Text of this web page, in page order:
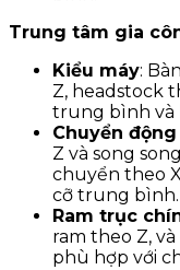
Trung tâm gia
Kiểu máy:
Z, headstock
trung bình và
Chuyển
Z và song
chuyển theo
cỡ trung bình.
Ram trục
ram theo Z,
phù hợp với